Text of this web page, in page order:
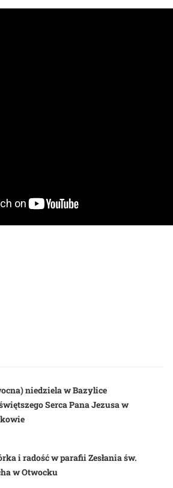
niedziela w Bazylice
Serca Pana Jezusa w
i radość w parafii Zesłania św.
w Otwocku